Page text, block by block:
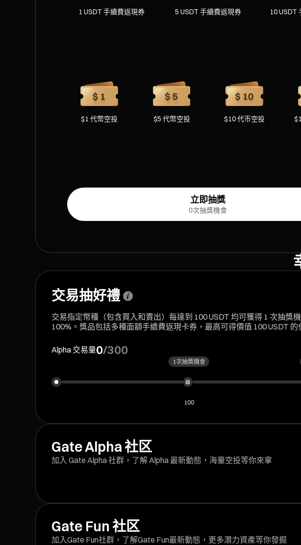
1 USDT 手續費返現券 5 USDT 手續費返現券 10 USDT
$1 代幣空投 $5 代幣空投 $10 代币空投
立即抽獎
0次抽獎機會
交易抽好禮
交易指定幣種（包含買入和賣出）每達到 100 USDT 均可獲得 1 次抽獎
100%。獎品包括多種面額手續費返現卡券，最高可得價值 100 USDT 的
Alpha 交易量0/300
1次抽獎機會
100
Gate Alpha 社区
加入 Gate Alpha 社群，了解 Alpha 最新動態，海量空投等你來拿
Gate Fun 社区
加入Gate Fun社群，了解Gate Fun最新動態，更多潛力資產等你發掘